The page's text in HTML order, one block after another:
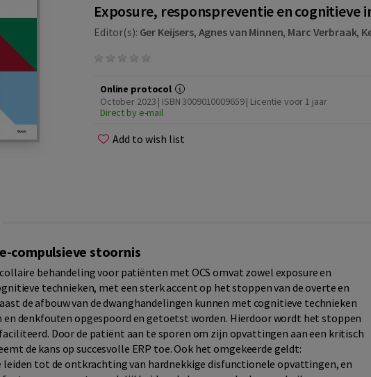
Exposure, responspreventie en cognitieve
Editor(s): Ger Keijsers, Agnes van Minnen, Marc Verbraak,
Online protocol
October 2023 | ISBN 3009010009659 | Licentie voor 1 jaar
Direct by e-mail
Add to wish list
compulsieve stoornis
behandeling voor patiënten met OCS omvat zowel exposure en
technieken, met een sterk accent op het stoppen van de overte en
de afbouw van de dwanghandelingen kunnen met cognitieve technieken
denkfouten opgespoord en getoetst worden. Hierdoor wordt het stoppen
Door de patiënt aan te sporen om zijn opvattingen aan een kritisch
de kans op succesvolle ERP toe. Ook het omgekeerde geldt:
leiden tot de ontkrachting van hardnekkige disfunctionele opvattingen, en